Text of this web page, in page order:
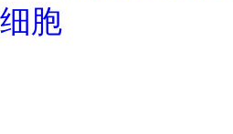
细胞